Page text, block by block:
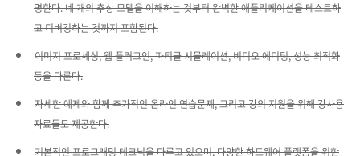
명한다. 네 개의 추상 모델을 이해하는 것부터 완벽한 애플리케이션을 테스트하
고 디버깅하는 것까지 포함된다.
이미지 프로세싱, 웹 플러그인, 파티클 시뮬레이션, 비디오 에디팅, 성능 최적화
등을 다룬다.
자세한 예제와 함께 추가적인 온라인 연습문제, 그리고 강의 지원을 위해 강사용
자료들도 제공한다.
기본적인 프로그래밍 테크닉을 다루고 있으며, 다양한 하드웨어 플랫폼을 위한